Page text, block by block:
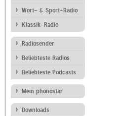
Wort- & Sport-Radio
Klassik-Radio
Radiosender
Beliebteste Radios
Beliebteste Podcasts
Mein phonostar
Downloads